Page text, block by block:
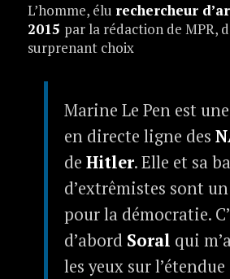
L’homme, élu rechercheur
2015 par la rédaction de MPR,
surprenant choix
Marine Le Pen est
en directe ligne des
de Hitler. Elle et sa
d’extrêmistes sont
pour la démocratie.
d’abord Soral qui
les yeux sur l’étendue